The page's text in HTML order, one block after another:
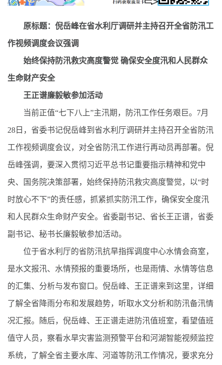
原标题：倪岳峰在省水利厅调研并主持召开全省防汛工
作视频调度会议强调
始终保持防汛救灾高度警觉 确保安全度汛和人民群众
生命财产安全
王正谱廉毅敏参加活动
当前正值“七下八上”主汛期，防汛工作任务艰巨。7月
28日，省委书记倪岳峰到省水利厅调研并主持召开全省防汛
工作视频调度会议，对全省防汛工作进行再动员再部署。倪
岳峰强调，要深入贯彻习近平总书记重要指示精神和党中
央、国务院决策部署，始终保持防汛救灾高度警觉，以“时
时放心不下”的责任感，抓紧抓实防汛工作，确保安全度汛
和人民群众生命财产安全。省委副书记、省长王正谱，省委
副书记、秘书长廉毅敏参加活动。
位于省水利厅的省防汛抗旱指挥调度中心水情会商室，
是水文报汛、水情预报的重要场所，也是雨情、水情等信息
的汇集、分析与发布窗口。倪岳峰、王正谱来到这里，详细
了解全省降雨分布和发展趋势，听取水文分析和防汛备汛情
况汇报。随后，倪岳峰、王正谱走进防汛值班室，看望值班
值守人员，察看水旱灾害监测预警平台和河湖智能视频监控
系统，了解全省主要水库、河道等防汛工作情况，要求充分